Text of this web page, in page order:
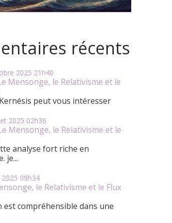
récents
2025 21h40
Mensonge, le Relativisme et le
peut vous intéresser
2025 02h36
Mensonge, le Relativisme et le
analyse fort riche en
je...
2025 09h34
le Relativisme et le Flux
est compréhensible dans une